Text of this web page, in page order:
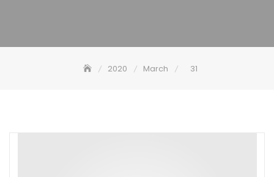
2020 March 31